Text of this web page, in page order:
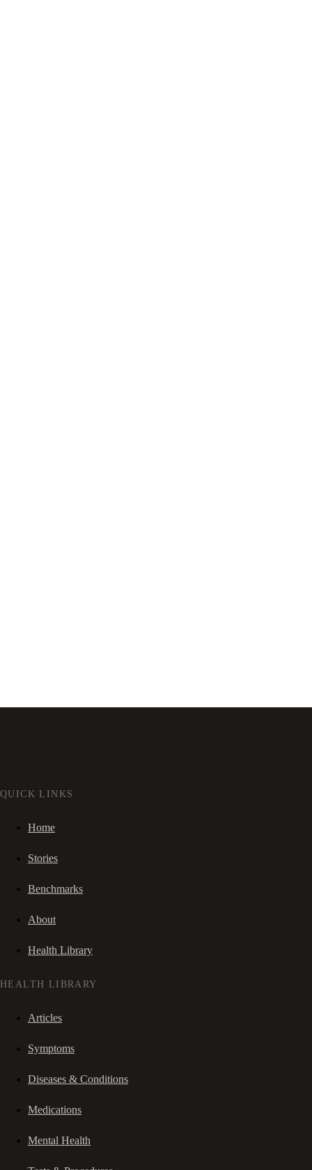
QUICK LINKS
Home
Stories
Benchmarks
About
Health Library
HEALTH LIBRARY
Articles
Symptoms
Diseases & Conditions
Medications
Mental Health